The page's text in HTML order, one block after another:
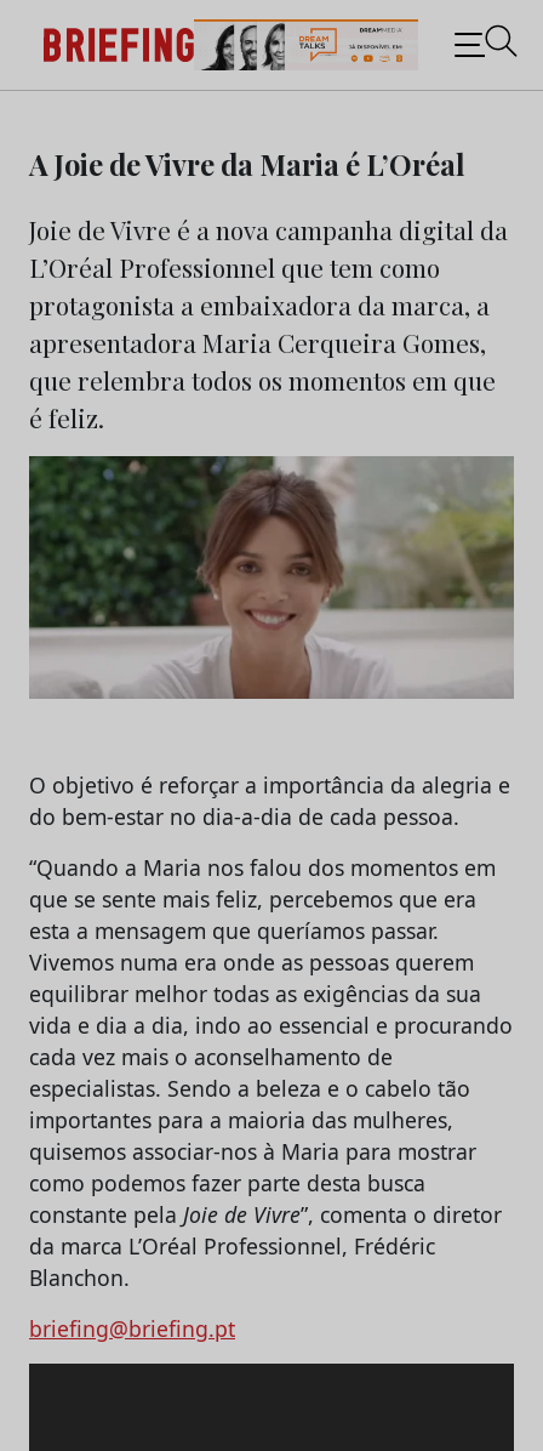
content
Briefing: Todas as notícias sobre os negócios do
Marketing e da Publicidade
A Joie de Vivre da Maria é L’Oréal
Joie de Vivre é a nova campanha digital da
L’Oréal Professionnel que tem como
protagonista a embaixadora da marca, a
apresentadora Maria Cerqueira Gomes,
que relembra todos os momentos em que
é feliz.
O objetivo é reforçar a importância da alegria e
do bem-estar no dia-a-dia de cada pessoa.
“Quando a Maria nos falou dos momentos em
que se sente mais feliz, percebemos que era
esta a mensagem que queríamos passar.
Vivemos numa era onde as pessoas querem
equilibrar melhor todas as exigências da sua
vida e dia a dia, indo ao essencial e procurando
cada vez mais o aconselhamento de
especialistas. Sendo a beleza e o cabelo tão
importantes para a maioria das mulheres,
quisemos associar-nos à Maria para mostrar
como podemos fazer parte desta busca
constante pela Joie de Vivre”, comenta o diretor
da marca L’Oréal Professionnel, Frédéric
Blanchon.
briefing@briefing.pt